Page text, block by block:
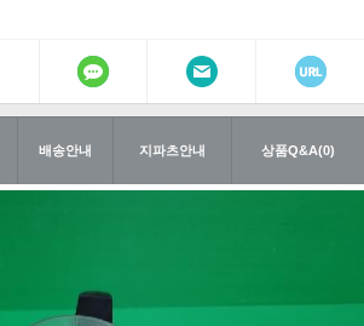
배송안내 지파츠안내 상품Q&A(0)